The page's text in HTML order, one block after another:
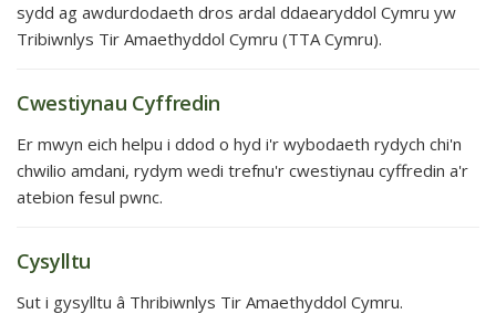
sydd ag awdurdodaeth dros ardal ddaearyddol Cymru yw
Tribiwnlys Tir Amaethyddol Cymru (TTA Cymru).
Cwestiynau Cyffredin
Er mwyn eich helpu i ddod o hyd i'r wybodaeth rydych chi'n
chwilio amdani, rydym wedi trefnu'r cwestiynau cyffredin a'r
atebion fesul pwnc.
Cysylltu
Sut i gysylltu â Thribiwnlys Tir Amaethyddol Cymru.